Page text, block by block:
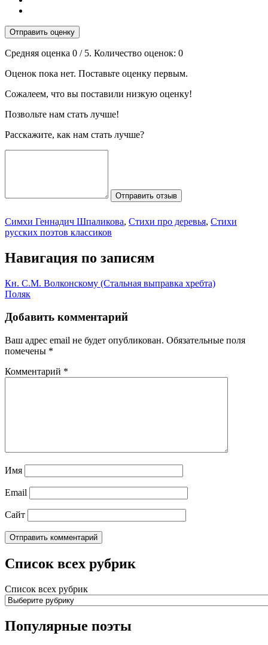
Отправить оценку
Средняя оценка 0 / 5. Количество оценок: 0
Оценок пока нет. Поставьте оценку первым.
Сожалеем, что вы поставили низкую оценку!
Позвольте нам стать лучше!
Расскажите, как нам стать лучше?
Отправить отзыв
Симхи Геннадич Шпаликова, Стихи про деревья, Стихи
русских поэтов классиков
Навигация по записям
Кн. С.М. Волконскому (Стальная выправка хребта)
Поляк
Добавить комментарий
Ваш адрес email не будет опубликован. Обязательные поля
помечены *
Комментарий *
Имя
Email
Сайт
Список всех рубрик
Список всех рубрик
Популярные поэты